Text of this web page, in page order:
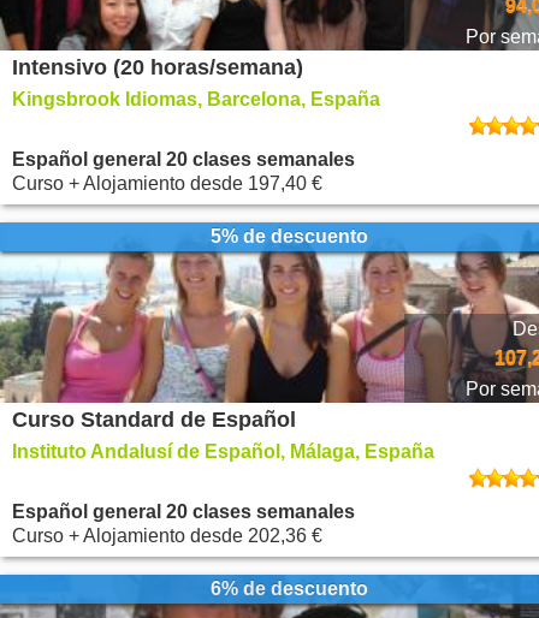
Por
Intensivo (20 horas/semana)
Kingsbrook Idiomas, Barcelona, España
Español general 20 clases semanales
Curso + Alojamiento desde 197,40 €
5% de descuento
Por
Curso Standard de Español
Instituto Andalusí de Español, Málaga, España
Español general 20 clases semanales
Curso + Alojamiento desde 202,36 €
6% de descuento